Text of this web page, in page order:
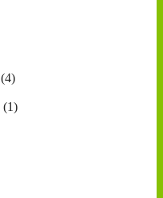
(4)
(1)